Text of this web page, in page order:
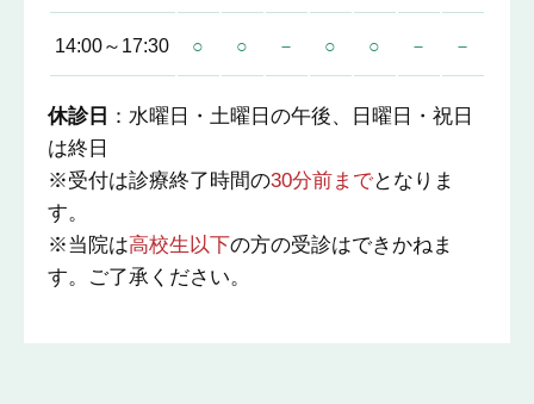
14:00～17:30 ○ ○ － ○ ○ － －
休診日 ：水曜日・土曜日の午後、日曜日・祝日
は終日
※受付は診療終了時間の30分前までとなりま
す。
※当院は高校生以下の方の受診はできかねま
す。ご了承ください。